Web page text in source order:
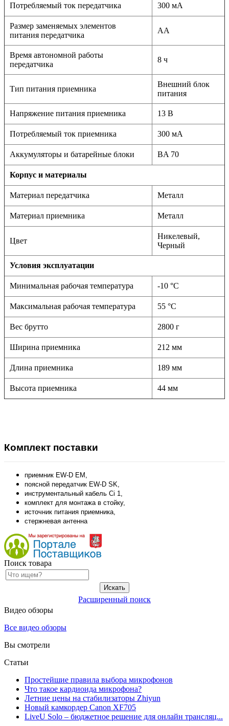
Потребляемый ток передатчика 300 мА
Размер заменяемых элементов
питания передатчика
AA
Время автономной работы
передатчика
8 ч
Тип питания приемника
Внешний блок
питания
Напряжение питания приемника 13 В
Потребляемый ток приемника 300 мА
Аккумуляторы и батарейные блоки BA 70
Корпус и материалы
Материал передатчика Металл
Материал приемника Металл
Цвет
Никелевый,
Черный
Условия эксплуатации
Минимальная рабочая температура -10 °C
Максимальная рабочая температура 55 °C
Вес брутто 2800 г
Ширина приемника 212 мм
Длина приемника 189 мм
Высота приемника 44 мм
Комплект поставки
приемник EW-D EM
поясной передатчик EW-D SK
инструментальный кабель Ci 1,
комплект для монтажа в стойку,
источник питания приемника,
стержневая антенна
Поиск товара
Расширенный поиск
Видео обзоры
Все видео обзоры
Вы смотрели
Статьи
Простейшие правила выбора микрофонов
Что такое кардиоида микрофона?
Летние цены на стабилизаторы Zhiyun
Новый камкордер Canon XF705
LiveU Solo – бюджетное решение для онлайн трансляц...